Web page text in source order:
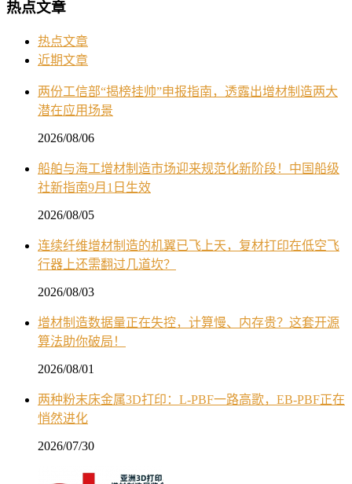
热点文章
热点文章
近期文章
两份工信部“揭榜挂帅”申报指南，透露出增材制造两大
潜在应用场景
2026/08/06
船舶与海工增材制造市场迎来规范化新阶段！中国船级
社新指南9月1日生效
2026/08/05
连续纤维增材制造的机翼已飞上天，复材打印在低空飞
行器上还需翻过几道坎？
2026/08/03
增材制造数据量正在失控，计算慢、内存贵？这套开源
算法助你破局！
2026/08/01
两种粉末床金属3D打印：L-PBF一路高歌，EB-PBF正在
悄然进化
2026/07/30